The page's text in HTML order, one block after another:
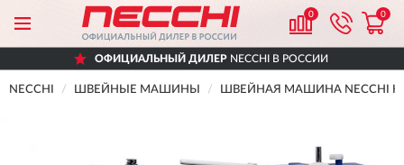
0 0
ОФИЦИАЛЬНЫЙ ДИЛЕРNECCHI В РОССИИ
NECCHI ШВЕЙНЫЕ МАШИНЫ ШВЕЙНАЯ МАШИНА NECCHI